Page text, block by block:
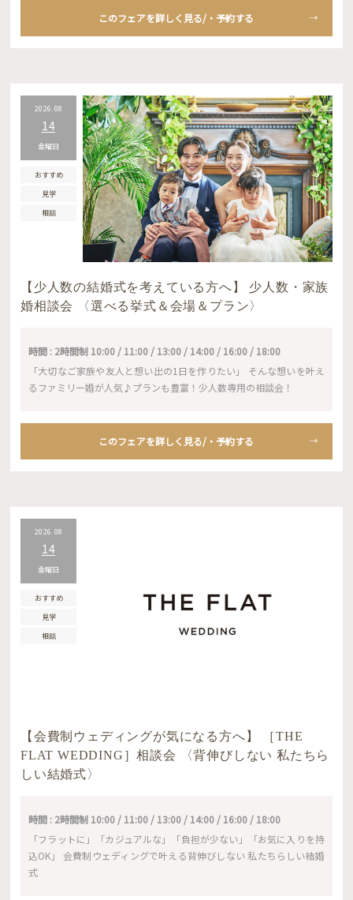
このフェアを詳しく見る/・予約する
2026.08
14
金曜日
おすすめ
見学
相談
【少人数の結婚式を考えている方へ】 少人数・家族
婚相談会 〈選べる挙式＆会場＆プラン〉
時間 : 2時間制 10:00 / 11:00 / 13:00 / 14:00 / 16:00 / 18:00
「大切なご家族や友人と想い出の1日を作りたい」 そんな想いを叶え
るファミリー婚が人気♪プランも豊富！少人数専用の相談会！
このフェアを詳しく見る/・予約する
2026.08
14
金曜日
おすすめ
見学
相談
【会費制ウェディングが気になる方へ】 ［THE
FLAT WEDDING］相談会 〈背伸びしない 私たちら
しい結婚式〉
時間 : 2時間制 10:00 / 11:00 / 13:00 / 14:00 / 16:00 / 18:00
「フラットに」「カジュアルな」「負担が少ない」「お気に入りを持
込OK」 会費制ウェディングで叶える背伸びしない 私たちらしい結婚
式